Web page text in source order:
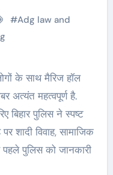
#Adg law and
अत्यंत महत्वपूर्ण है.
पुलिस ने स्पष्ट
शादी विवाह, सामाजिक
पुलिस को जानकारी